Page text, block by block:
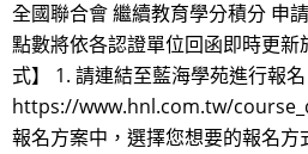
全國聯合會 繼續教育學分積分 申
點數將依各認證單位回函即時更
式】 1. 請連結至藍海學苑進行報名
https://www.hnl.com.tw/
報名方案中，選擇您想要的報名